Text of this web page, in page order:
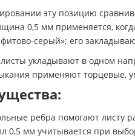
эту позицию
0,5 мм применяется,
серый»; его
укладывают в одном
применяют торцевые,
ребра помогают листу
0,5 мм учитывается при